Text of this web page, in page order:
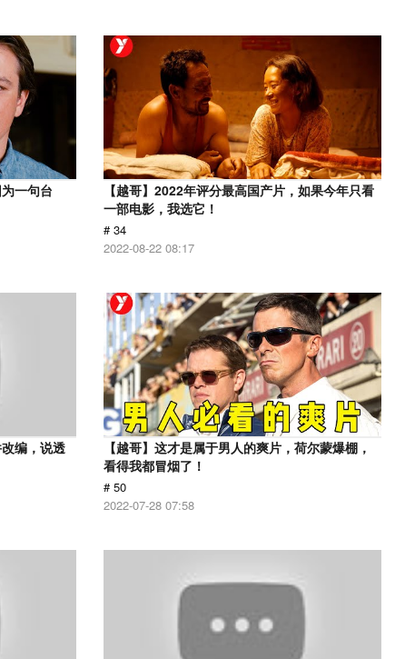
一句台
【越哥】2022年评分最高国产片，如果今年只看
一部电影，我选它！
# 34
2022-08-22 08:17
编，说透
【越哥】这才是属于男人的爽片，荷尔蒙爆棚，
看得我都冒烟了！
# 50
2022-07-28 07:58